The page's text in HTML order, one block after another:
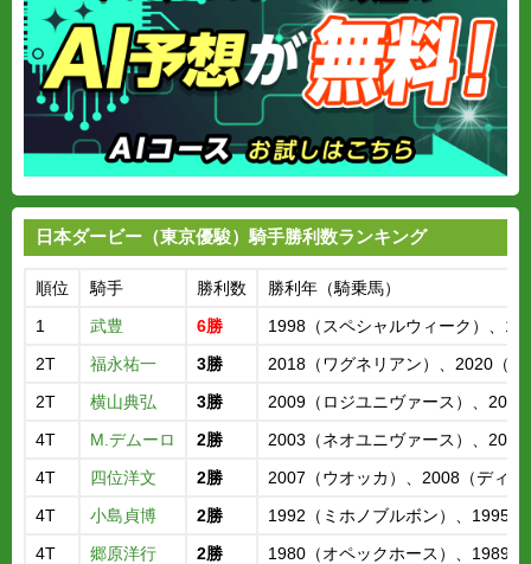
日本ダービー（東京優駿）騎手勝利数ランキング
順位 騎手 勝利数
勝利年（騎乗馬）
1
武豊 6勝
1998（スペシャルウィーク）、
2T
福永祐一 3勝
2018（ワグネリアン）、2020（
2T
横山典弘 3勝
2009（ロジユニヴァース）、
4T
M.デムーロ 2勝
2003（ネオユニヴァース）、
4T
四位洋文 2勝
2007（ウオッカ）、2008（ディー
4T
小島貞博 2勝
1992（ミホノブルボン）、1995
4T
郷原洋行 2勝
1980（オペックホース）、1989